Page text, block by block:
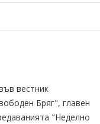
вестник
Бряг", главен
"Неделно